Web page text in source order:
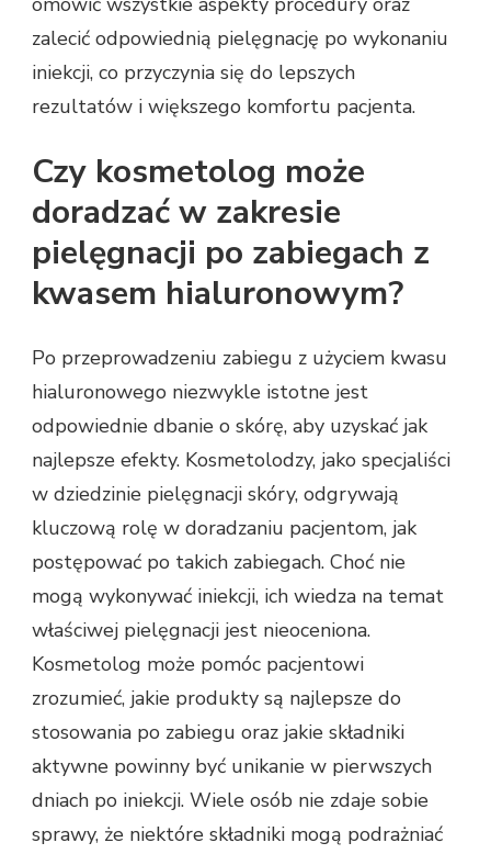
zalecić odpowiednią pielęgnację po wykonaniu
iniekcji, co przyczynia się do lepszych
rezultatów i większego komfortu pacjenta.
Czy kosmetolog może
doradzać w zakresie
pielęgnacji po zabiegach z
kwasem hialuronowym?
Po przeprowadzeniu zabiegu z użyciem kwasu
hialuronowego niezwykle istotne jest
odpowiednie dbanie o skórę, aby uzyskać jak
najlepsze efekty. Kosmetolodzy, jako specjaliści
w dziedzinie pielęgnacji skóry, odgrywają
kluczową rolę w doradzaniu pacjentom, jak
postępować po takich zabiegach. Choć nie
mogą wykonywać iniekcji, ich wiedza na temat
właściwej pielęgnacji jest nieoceniona.
Kosmetolog może pomóc pacjentowi
zrozumieć, jakie produkty są najlepsze do
stosowania po zabiegu oraz jakie składniki
aktywne powinny być unikanie w pierwszych
dniach po iniekcji. Wiele osób nie zdaje sobie
sprawy, że niektóre składniki mogą podrażniać